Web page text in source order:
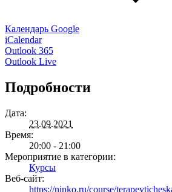
Календарь Google
iCalendar
Outlook 365
Outlook Live
Подробности
Дата:
23.09.2021
Время:
20:00 - 21:00
Мероприятие в категории:
Курсы
Веб-сайт:
https://ninko.ru/course/